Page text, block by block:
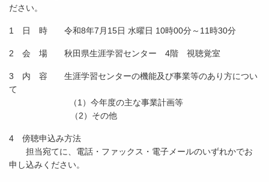
ださい。
1 日 時 令和8年7月15日 水曜日 10時00分～11時30分
2 会 場 秋田県生涯学習センター 4階 視聴覚室
3 内 容 生涯学習センターの機能及び事業等のあり方につい
て
（1）今年度の主な事業計画等
（2）その他
4 傍聴申込み方法
担当宛てに、電話・ファックス・電子メールのいずれかでお
申し込みください。